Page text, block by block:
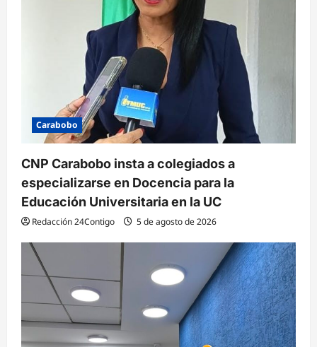
Carabobo
CNP Carabobo insta a colegiados a
especializarse en Docencia para la
Educación Universitaria en la UC
Redacción 24Contigo 5 de agosto de 2026